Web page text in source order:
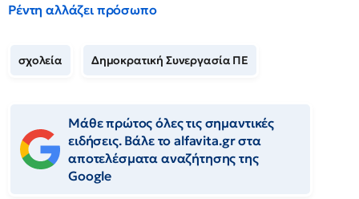
Ρέντη αλλάζει πρόσωπο
σχολεία Δημοκρατική Συνεργασία ΠΕ
Μάθε πρώτος όλες τις σημαντικές
ειδήσεις. Βάλε το alfavita.gr στα
αποτελέσματα αναζήτησης της
Google